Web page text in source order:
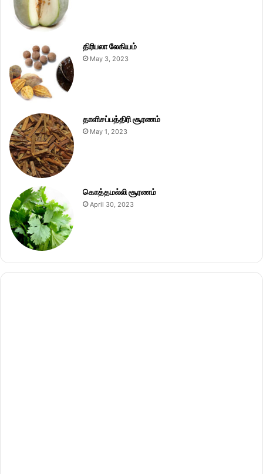
திரிபலா லேகியம்
May 3, 2023
தாளிசப்பத்திரி சூரணம்
May 1, 2023
கொத்தமல்லி சூரணம்
April 30, 2023